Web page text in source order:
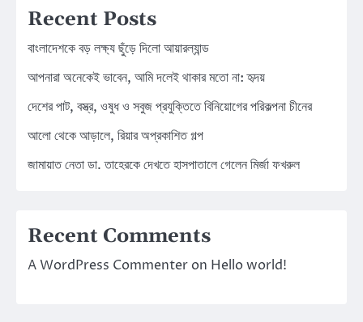
Recent Posts
বাংলাদেশকে বড় লক্ষ্য ছুঁড়ে দিলো আয়ারল্যান্ড
আপনারা অনেকেই ভাবেন, আমি দলেই থাকার মতো না: হৃদয়
দেশের পাট, বস্ত্র, ওষুধ ও সবুজ প্রযুক্তিতে বিনিয়োগের পরিকল্পনা চীনের
আলো থেকে আড়ালে, রিয়ার অপ্রকাশিত গল্প
জামায়াত নেতা ডা. তাহেরকে দেখতে হাসপাতালে গেলেন মির্জা ফখরুল
Recent Comments
A WordPress Commenter on Hello world!